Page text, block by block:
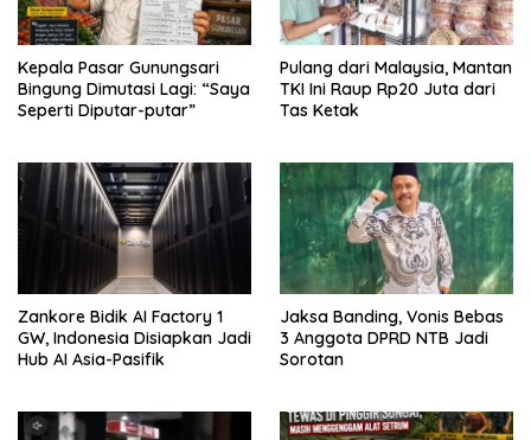
Kepala Pasar Gunungsari
Bingung Dimutasi Lagi: “Saya
Seperti Diputar-putar”
Pulang dari Malaysia, Mantan
TKI Ini Raup Rp20 Juta dari
Tas Ketak
Zankore Bidik AI Factory 1
GW, Indonesia Disiapkan Jadi
Hub AI Asia-Pasifik
Jaksa Banding, Vonis Bebas
3 Anggota DPRD NTB Jadi
Sorotan